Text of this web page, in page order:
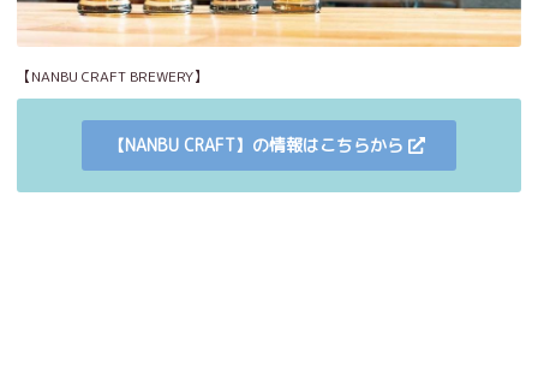
【NANBU CRAFT BREWERY】
【NANBU CRAFT】の情報はこちらから